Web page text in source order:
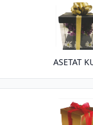
ASETAT